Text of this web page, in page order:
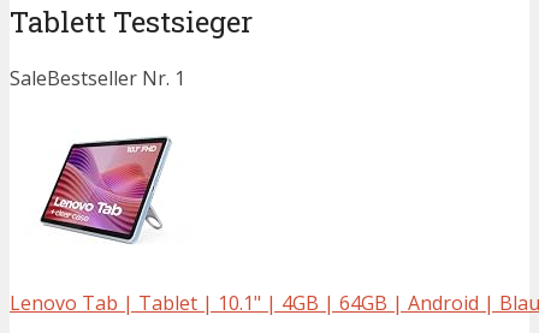
Tablett Testsieger
SaleBestseller Nr. 1
Lenovo Tab | Tablet | 10.1" | 4GB | 64GB | Android | Blau